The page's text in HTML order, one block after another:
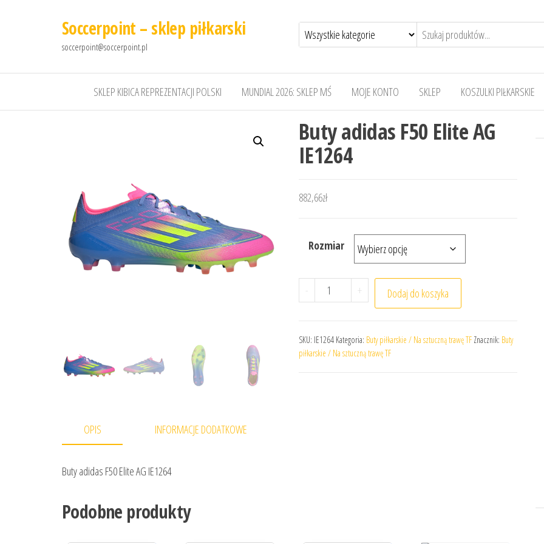
Soccerpoint – sklep piłkarski
soccerpoint@soccerpoint.pl
SKLEP KIBICA REPREZENTACJI POLSKI MUNDIAL 2026: SKLEP MŚ MOJE KONTO SKLEP KOSZULKI PIŁKARSKIE
Buty adidas F50 Elite AG
IE1264
882,66zł
Rozmiar
- ilość Buty adidas F50 Elite AG IE1264
+ Dodaj do koszyka
SKU: IE1264 Kategoria: Buty piłkarskie / Na sztuczną trawę TF Znacznik: Buty
piłkarskie / Na sztuczną trawę TF
OPIS INFORMACJE DODATKOWE
Buty adidas F50 Elite AG IE1264
Podobne produkty